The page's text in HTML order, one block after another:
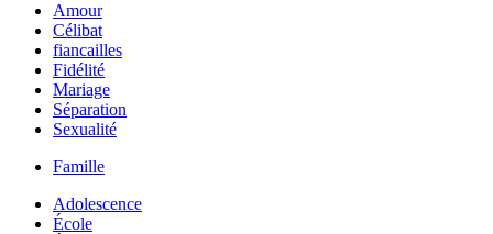
Amour
Célibat
fiancailles
Fidélité
Mariage
Séparation
Sexualité
Famille
Adolescence
École